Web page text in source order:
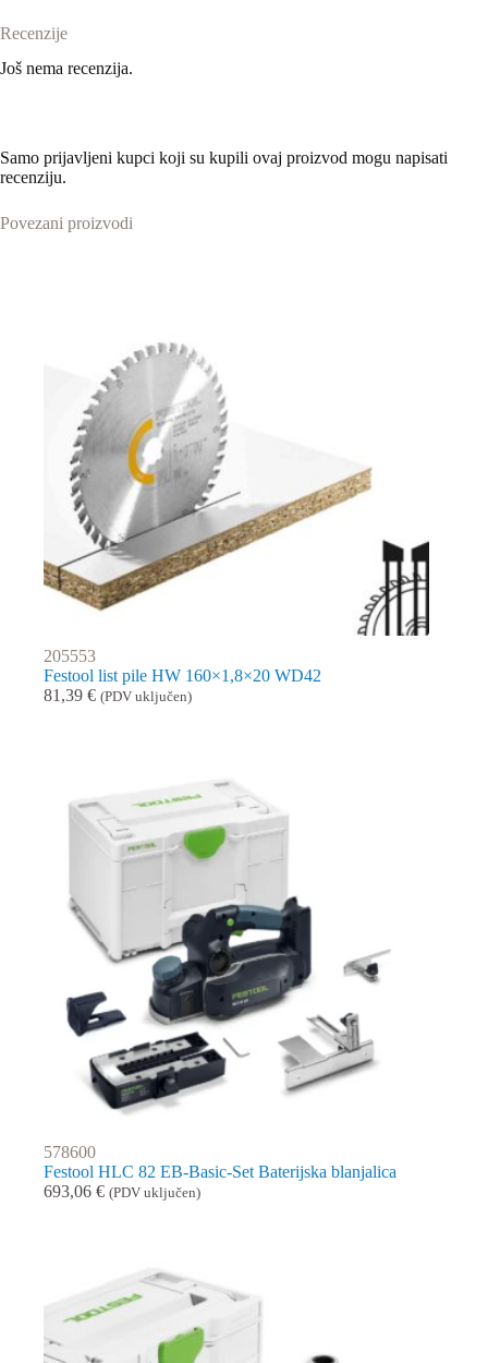
Recenzije
Još nema recenzija.
Samo prijavljeni kupci koji su kupili ovaj proizvod mogu napisati
recenziju.
Povezani proizvodi
205553
Festool list pile HW 160×1,8×20 WD42
81,39 € (PDV uključen)
578600
Festool HLC 82 EB-Basic-Set Baterijska blanjalica
693,06 € (PDV uključen)